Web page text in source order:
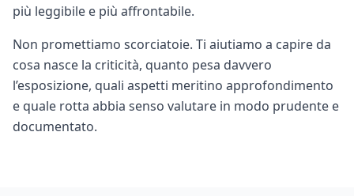
più leggibile e più affrontabile.
Non promettiamo scorciatoie. Ti aiutiamo a capire da
cosa nasce la criticità, quanto pesa davvero
l’esposizione, quali aspetti meritino approfondimento
e quale rotta abbia senso valutare in modo prudente e
documentato.